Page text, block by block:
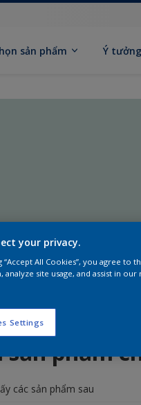
sản phẩm Ý tưởng
sản phẩm
các sản phẩm sau
your privacy.
“Accept All Cookies”, you agree
analyze site usage, and assist in
Settings